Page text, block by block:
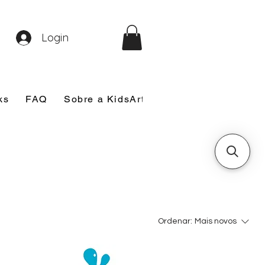
FAQ Sobre a KidsArt
Login
Ordenar: Mais novos